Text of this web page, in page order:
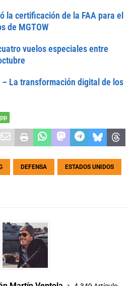
la certificación de la FAA para el
de MGTOW
vuelos especiales entre
La transformación digital de los
DEFENSA ESTADOS UNIDOS